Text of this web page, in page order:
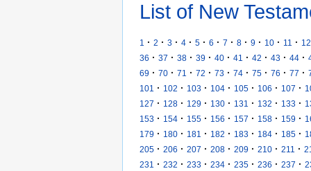
List of New
1 · 2 · 3 · 4 · 5 · 6 · 7 · 8 · 9 · 10 · 11 · 12
36 · 37 · 38 · 39 · 40 · 41 · 42 · 43 · 44 ·
69 · 70 · 71 · 72 · 73 · 74 · 75 · 76 · 77 ·
101
· 102 · 103 · 104 · 105 · 106 · 107 ·
127 · 128 · 129 · 130 · 131 · 132 · 133 ·
153 · 154 · 155 · 156 · 157 · 158 · 159 ·
179 · 180 · 181 · 182 · 183 · 184 · 185 ·
205 · 206 · 207 · 208 · 209 · 210 · 211 ·
231
· 232 · 233 · 234 · 235 · 236 · 237 ·